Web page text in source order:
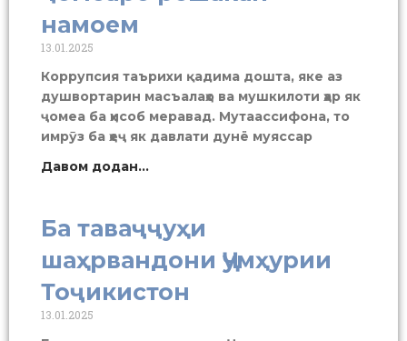
намоем
13.01.2025
Коррупсия таърихи қадима дошта, яке аз
душвортарин масъалаҳо ва мушкилоти ҳар як
ҷомеа ба ҳисоб меравад. Мутаассифона, то
имрӯз ба ҳеҷ як давлати дунё муяссар
Давом додан...
Ба таваҷҷуҳи
шаҳрвандони Ҷумҳурии
Тоҷикистон
13.01.2025